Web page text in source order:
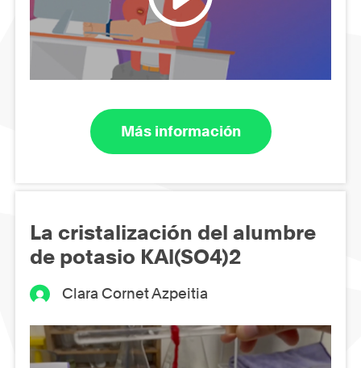
Más información
La cristalización del alumbre
de potasio KAl(SO4)2
Clara Cornet Azpeitia